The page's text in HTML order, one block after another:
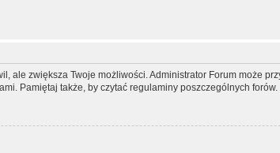
ale zwiększa Twoje możliwości. Administrator Forum może
Pamiętaj także, by czytać regulaminy poszczególnych forów.